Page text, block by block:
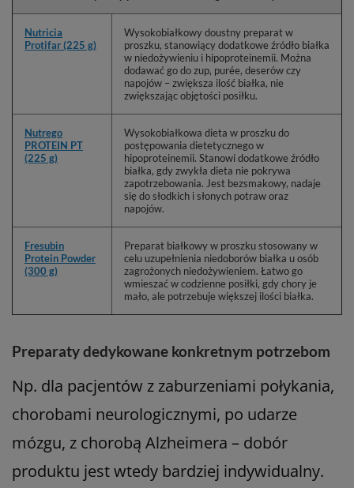
Nutricia
Protifar (225 g)
Wysokobiałkowy doustny preparat w
proszku, stanowiący dodatkowe źródło białka
w niedożywieniu i hipoproteinemii. Można
dodawać go do zup, purée, deserów czy
napojów – zwiększa ilość białka, nie
zwiększając objętości posiłku.
Nutrego
PROTEIN PT
(225 g)
Wysokobiałkowa dieta w proszku do
postępowania dietetycznego w
hipoproteinemii. Stanowi dodatkowe źródło
białka, gdy zwykła dieta nie pokrywa
zapotrzebowania. Jest bezsmakowy, nadaje
się do słodkich i słonych potraw oraz
napojów.
Fresubin
Protein Powder
(300 g)
Preparat białkowy w proszku stosowany w
celu uzupełnienia niedoborów białka u osób
zagrożonych niedożywieniem. Łatwo go
wmieszać w codzienne posiłki, gdy chory je
mało, ale potrzebuje większej ilości białka.
Preparaty dedykowane konkretnym potrzebom
Np. dla pacjentów z zaburzeniami połykania,
chorobami neurologicznymi, po udarze
mózgu, z chorobą Alzheimera – dobór
produktu jest wtedy bardziej indywidualny.